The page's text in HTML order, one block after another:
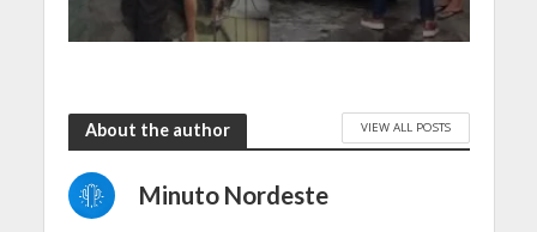
About the author VIEW ALL POSTS
Minuto Nordeste